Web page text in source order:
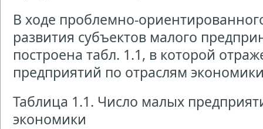
В ходе проблемно-
развития субъектов малого
построена табл. 1.1, в которой
предприятий по отраслям
Таблица 1.1. Число малых
экономики